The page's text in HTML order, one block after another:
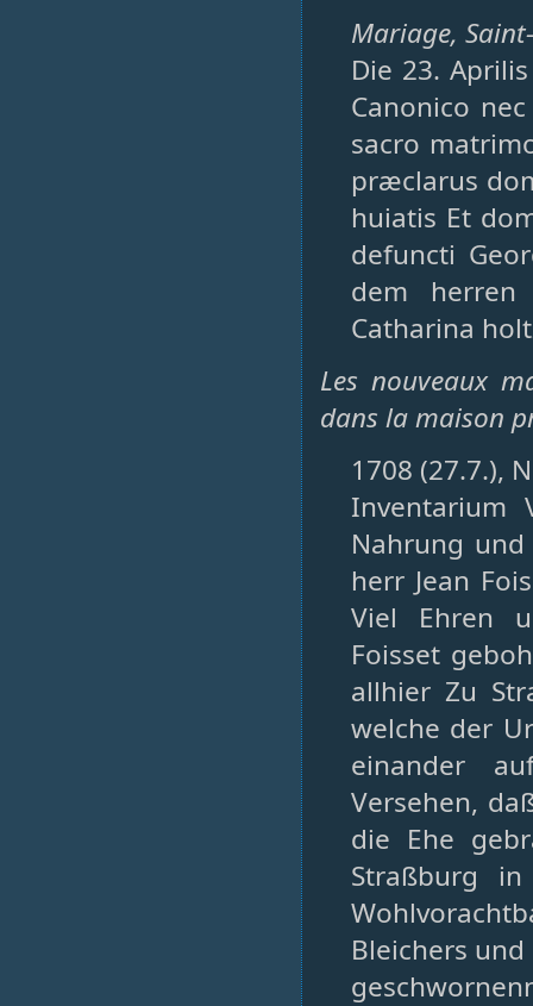
Mariage,
Die 23.
Canonico
sacro
præclarus
huiatis Et
defuncti
dem herren
Catharina
Les nouveaux
dans la maison
1708 (27.7.),
Inventarium
Nahrung
herr Jean
Viel Ehren
Foisset
allhier Zu
welche der
einander
Versehen,
die Ehe
Straßburg
Bleichers